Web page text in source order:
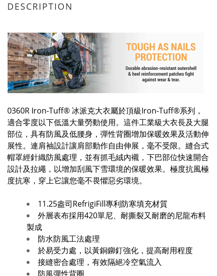
DESCRIPTION
0360R Iron-Tuff® 冰派克大衣屬於頂級Iron-Tuff®系列，
適合零度以下低溫大量勞動使用。這件工業級大衣長及大腿
部位，具有防風及低腰身，彈性背圈增加保暖效果及活動伸
展性。連肩袖設計讓肩部動作自由伸展，毫不受限。縫合式
帽罩經針織防風處理，並有抓毛絨內襯，下巴部位快速開合
設計及拉繩，以增加刮風下雪環境的保暖效果。極度抗風極
度抗寒 ，穿上它讓您毫不畏懼惡劣環境。
11.25盎司RefrigiFill專利防寒填充材質
外層表布採用420單尼、耐撕裂又耐磨的尼龍布料
製成
防水防風工法處理
於易受力處，以黃銅鉚釘強化，提高耐用程度
接縫密合處理，有效隔絕冷空氣流入
防風彈性背圈